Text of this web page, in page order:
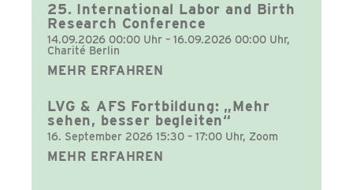
25. International Labor and Birth
Research Conference
14.09.2026 00:00 Uhr – 16.09.2026 00:00 Uhr,
Charité Berlin
MEHR ERFAHREN
LVG & AFS Fortbildung: „Mehr
sehen, besser begleiten“
16. September 2026 15:30 – 17:00 Uhr, Zoom
MEHR ERFAHREN